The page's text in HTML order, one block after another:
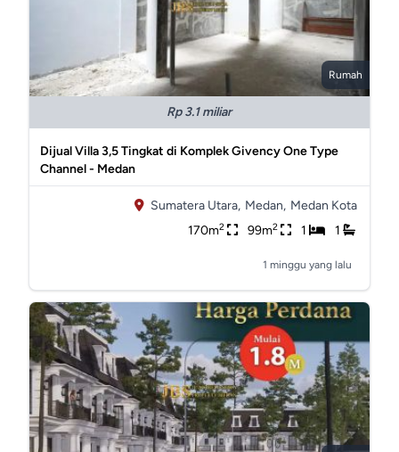
Rumah
Rp 3.1 miliar
Dijual Villa 3,5 Tingkat di Komplek Givency One Type
Channel - Medan
Sumatera Utara, Medan, Medan Kota
170m2 99m2 1 1
1 minggu yang lalu